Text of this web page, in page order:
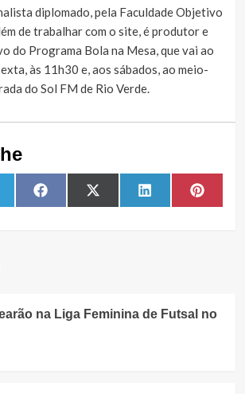
diplomado, pela Faculdade Objetivo
de trabalhar com o site, é produtor e
do Programa Bola na Mesa, que vai ao
às 11h30 e, aos sábados, ao meio-
do Sol FM de Rio Verde.
TelegramShare
on
FacebookShare
on
X
(Twitter)
Share
on
LinkedIn Share
on
na Liga Feminina de Futsal no